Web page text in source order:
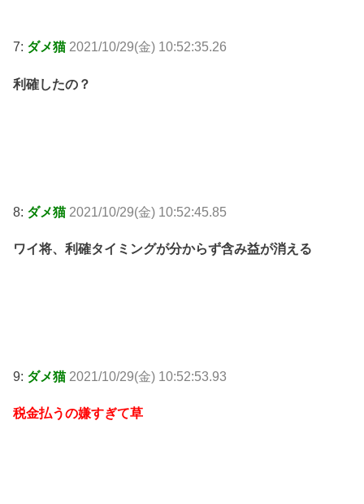
7: ダメ猫 2021/10/29(金) 10:52:35.26
利確したの？
8: ダメ猫 2021/10/29(金) 10:52:45.85
ワイ将、利確タイミングが分からず含み益が消える
9: ダメ猫 2021/10/29(金) 10:52:53.93
税金払うの嫌すぎて草